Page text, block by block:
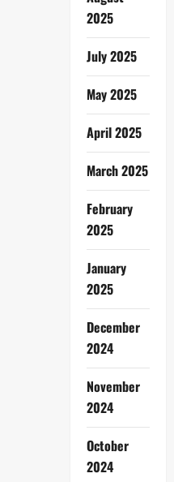
2025
July 2025
May 2025
April 2025
March 2025
February
2025
January
2025
December
2024
November
2024
October
2024